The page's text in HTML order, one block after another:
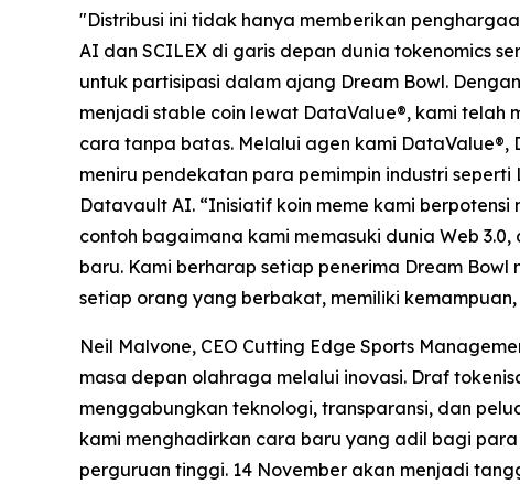
"Distribusi ini tidak hanya memberikan
AI dan SCILEX di garis depan dunia tokenomics
untuk partisipasi dalam ajang Dream Bowl.
menjadi stable coin lewat DataValue®, kami
cara tanpa batas. Melalui agen kami
meniru pendekatan para pemimpin industri
Datavault AI. “Inisiatif koin meme kami
contoh bagaimana kami memasuki dunia Web
baru. Kami berharap setiap penerima Dream
setiap orang yang berbakat, memiliki
Neil Malvone, CEO Cutting Edge Sports
masa depan olahraga melalui inovasi. Draf
menggabungkan teknologi, transparansi, dan
kami menghadirkan cara baru yang adil bagi
perguruan tinggi. 14 November akan menjadi